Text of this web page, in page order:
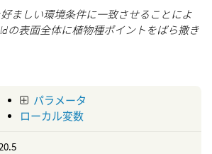
ましい環境条件に一致させることによ
の表面全体に植物種ポイントをばら撒き
パラメータ
ローカル変数